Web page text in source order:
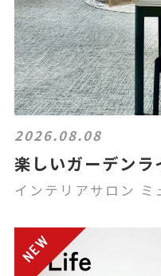
2026.08.08
楽しいガーデン
インテリアサロン ミ